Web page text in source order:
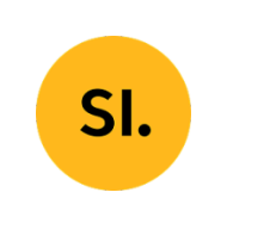
para
conteúdo